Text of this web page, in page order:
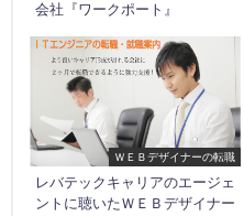
会社『ワークポート』
ＷＥＢデザイナーの転職
レバテックキャリアのエージェ
ントに聴いたＷＥＢデザイナー